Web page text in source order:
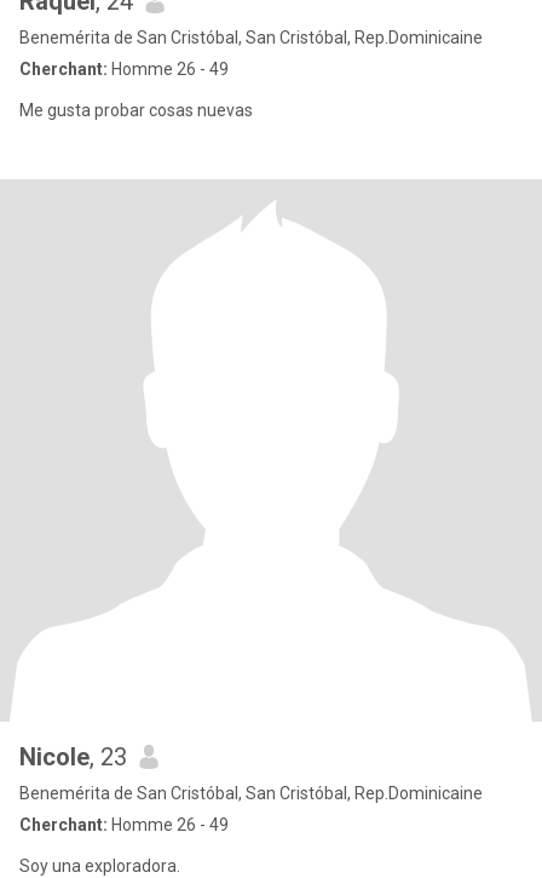
Benemérita de San Cristóbal, San Cristóbal, Rep.Dominicaine
Cherchant: Homme 26 - 49
Me gusta probar cosas nuevas
Nicole, 23
Benemérita de San Cristóbal, San Cristóbal, Rep.Dominicaine
Cherchant: Homme 26 - 49
Soy una exploradora.